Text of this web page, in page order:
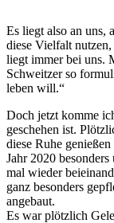
Es liegt also an uns,
diese Vielfalt
liegt immer bei uns.
Schweitzer so
leben will.“
Doch jetzt komme
geschehen ist.
diese Ruhe
Jahr 2020
mal wieder
ganz besonders
angebaut.
Es war plötzlich